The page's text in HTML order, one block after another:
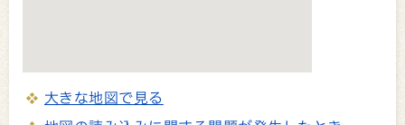
大きな地図で見る